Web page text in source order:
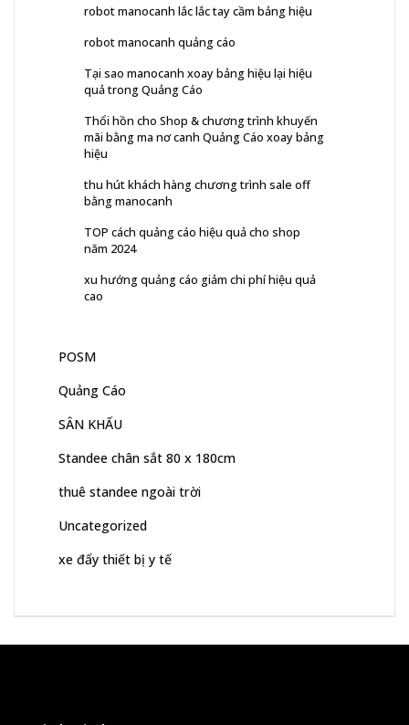
robot manocanh lắc lắc tay cầm bảng hiệu
robot manocanh quảng cáo
Tại sao manocanh xoay bảng hiệu lại hiệu
quả trong Quảng Cáo
Thổi hồn cho Shop & chương trình khuyến
mãi bằng ma nơ canh Quảng Cáo xoay bảng
hiệu
thu hút khách hàng chương trình sale off
bằng manocanh
TOP cách quảng cáo hiệu quả cho shop
năm 2024
xu hướng quảng cáo giảm chi phí hiệu quả
cao
POSM
Quảng Cáo
SÂN KHẤU
Standee chân sắt 80 x 180cm
thuê standee ngoài trời
Uncategorized
xe đẩy thiết bị y tế